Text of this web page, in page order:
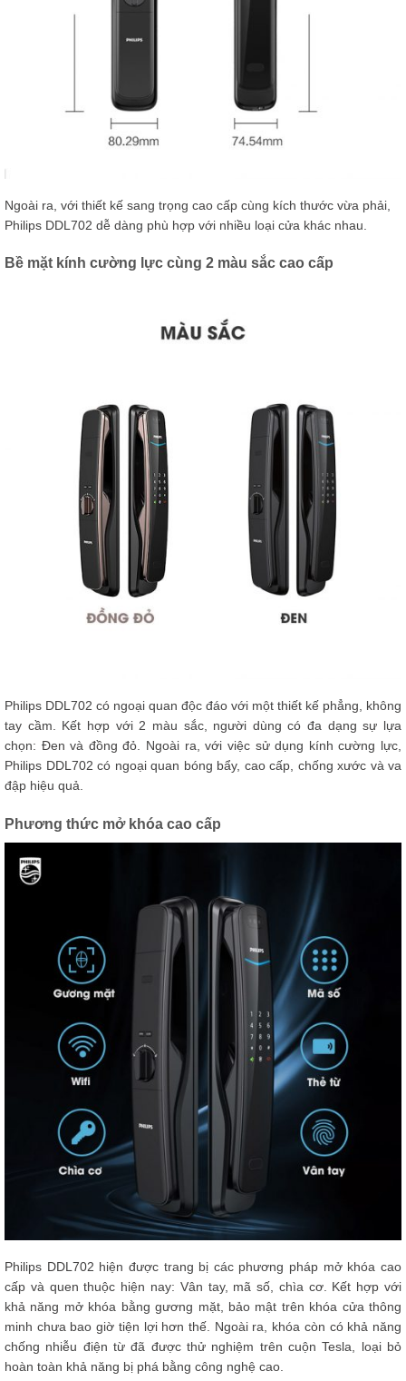
Ngoài ra, với thiết kế sang trọng cao cấp cùng kích thước vừa phải,
Philips DDL702 dễ dàng phù hợp với nhiều loại cửa khác nhau.
Bề mặt kính cường lực cùng 2 màu sắc cao cấp
Philips DDL702 có ngoại quan độc đáo với một thiết kế phẳng, không
tay cầm. Kết hợp với 2 màu sắc, người dùng có đa dạng sự lựa
chọn: Đen và đồng đỏ. Ngoài ra, với việc sử dụng kính cường lực,
Philips DDL702 có ngoại quan bóng bẩy, cao cấp, chống xước và va
đập hiệu quả.
Phương thức mở khóa cao cấp
Philips DDL702 hiện được trang bị các phương pháp mở khóa cao
cấp và quen thuộc hiện nay: Vân tay, mã số, chìa cơ. Kết hợp với
khả năng mở khóa bằng gương mặt, bảo mật trên khóa cửa thông
minh chưa bao giờ tiện lợi hơn thế. Ngoài ra, khóa còn có khả năng
chống nhiễu điện từ đã được thử nghiệm trên cuộn Tesla, loại bỏ
hoàn toàn khả năng bị phá bằng công nghệ cao.